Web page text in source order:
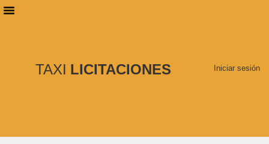
TAXI LICITACIONES Iniciar sesión